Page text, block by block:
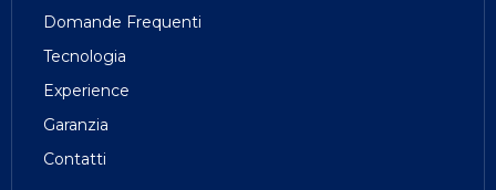
Domande Frequenti
Tecnologia
Experience
Garanzia
Contatti